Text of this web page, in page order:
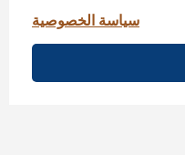
سياسة الخصوصية